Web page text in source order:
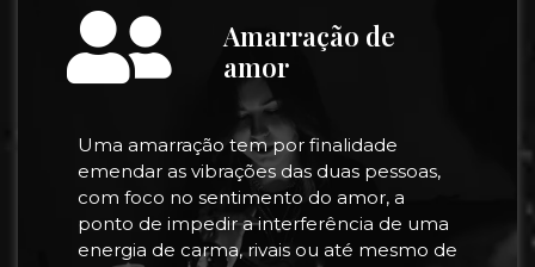
Amarração de
amor
Uma amarração tem por finalidade
emendar as vibrações das duas pessoas,
com foco no sentimento do amor, a
ponto de impedir a interferência de uma
energia de carma, rivais ou até mesmo de